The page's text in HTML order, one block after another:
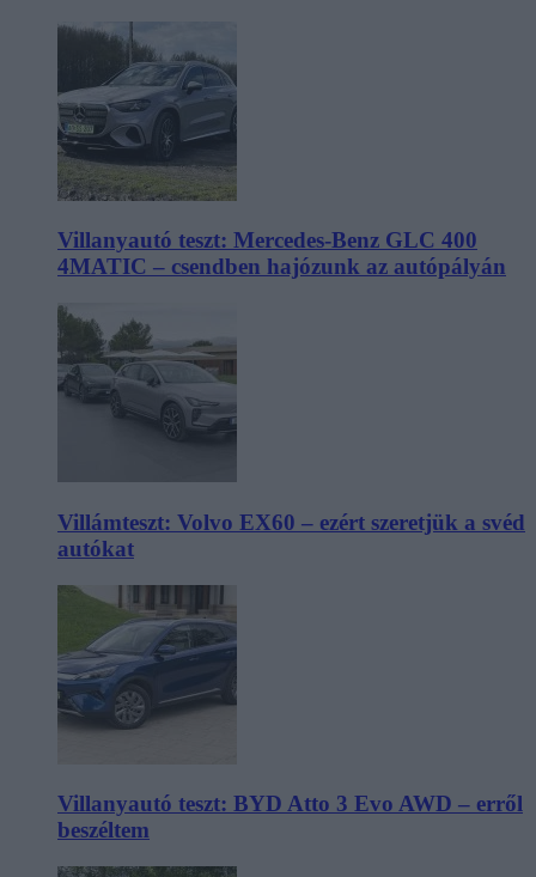
Villanyautó teszt: Mercedes-Benz GLC 400
4MATIC – csendben hajózunk az autópályán
Villámteszt: Volvo EX60 – ezért szeretjük a svéd
autókat
Villanyautó teszt: BYD Atto 3 Evo AWD – erről
beszéltem